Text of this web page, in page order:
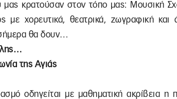
μας κρατούσαν στον τόπο μας: Μουσική
με χορευτικά, θεατρικά, ζωγραφική και
θα δουν…
της Αγιάς
οδηγείται με μαθηματική ακρίβεια η